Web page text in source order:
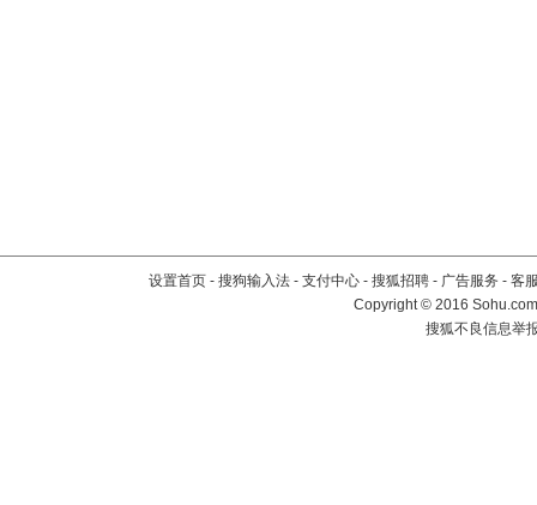
设置首页 - 搜狗输入法 - 支付中心 - 搜狐招聘 - 广告服务 - 客
Copyright©2016
搜狐不良信息举